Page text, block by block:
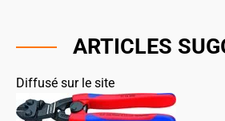
ARTICLES
Diffusé sur le site